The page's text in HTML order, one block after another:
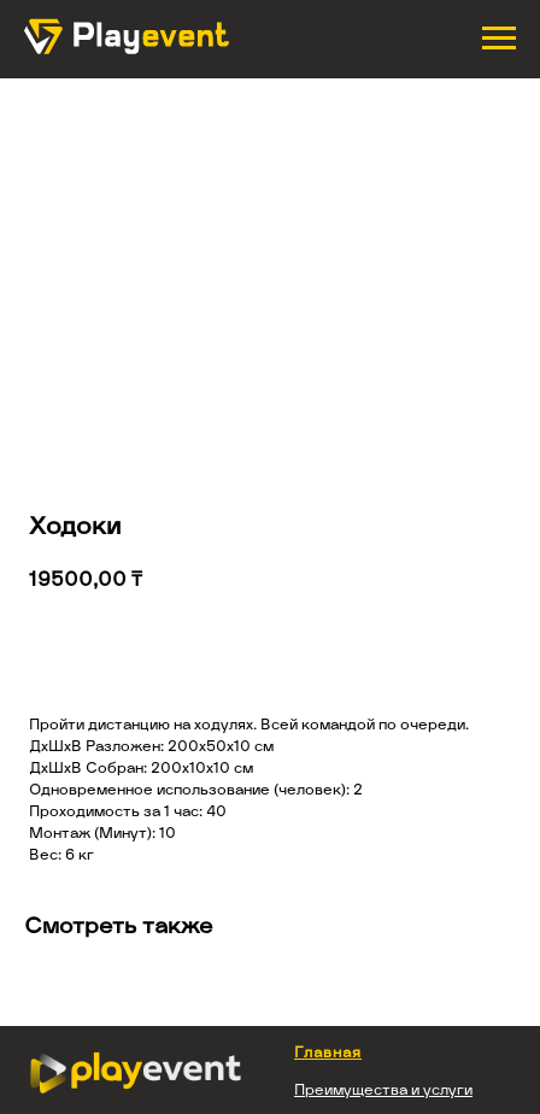
Ходоки
19500,00 ₸
Пройти дистанцию на ходулях. Всей командой по очереди.
ДхШхВ Разложен: 200х50х10 см
ДхШхВ Собран: 200х10х10 см
Одновременное использование (человек): 2
Проходимость за 1 час: 40
Монтаж (Минут): 10
Вес: 6 кг
Смотреть также
Главная
Преимущества и услуги